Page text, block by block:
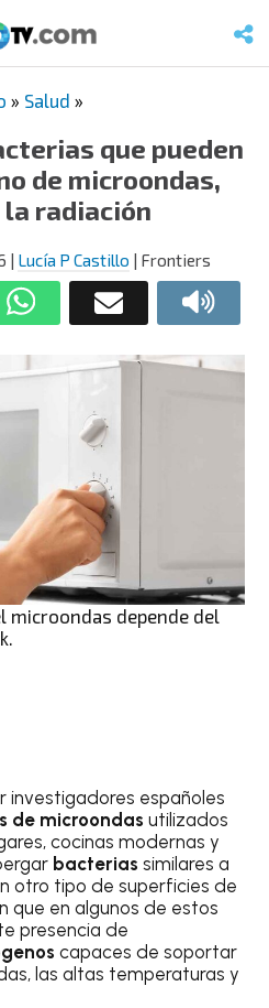
» Salud »
que pueden
de microondas,
radiación
| Lucía P Castillo | Frontiers
microondas depende del
investigadores españoles
de microondas utilizados
cocinas modernas y
bacterias similares a
otro tipo de superficies de
que en algunos de estos
presencia de
capaces de soportar
las altas temperaturas y